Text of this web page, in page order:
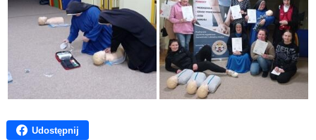
Udostępnij